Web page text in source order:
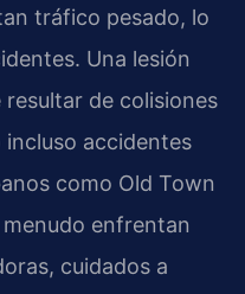
tráfico pesado, lo
Una lesión
de colisiones
accidentes
como Old Town
enfrentan
cuidados a